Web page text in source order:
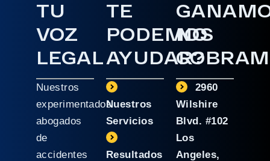
TU
VOZ
LEGAL
Nuestros
experimentados
abogados
de
accidentes
TE
PODEMOS
AYUDAR?
Nuestros
Servicios
Resultados
NO
2960
Wilshire
Blvd. #102
Los
Angeles,